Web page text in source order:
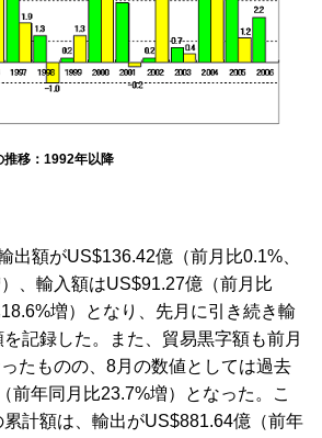
推移：1992年以降
出額がUS$136.42億（前月比0.1%、
、輸入額はUS$91.27億（前月比
増）となり、先月に引き続き輸
記録した。また、貿易黒字額も前月
たものの、8月の数値としては過去
前年同月比23.7%増）となった。こ
計額は、輸出がUS$881.64億（前年